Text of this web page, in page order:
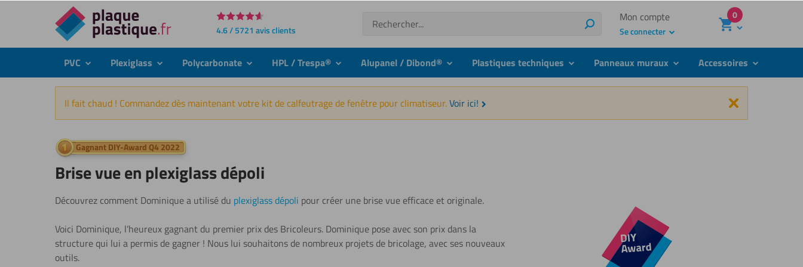
Directement
au
contenu
4.6 / 5721 avis clients
Recherche
Rechercher
Mon compte
Se connecter
0
PVC submenuPlexiglass submenuPolycarbonate submenuHPL / Trespa® submenuAlupanel / Dibond® submenuPlastiques techniques submenuPanneaux muraux submenuAccessoires submenu
Il fait chaud ! Commandez dès maintenant votre kit de calfeutrage de fenêtre pour climatiseur.Voir ici! Fermer
Gagnant DIY-Award Q4 2022
Brise vue en plexiglass dépoli
Découvrez comment Dominique a utilisé du plexiglass dépoli pour créer une brise vue efficace et originale.
Voici Dominique, l’heureux gagnant du premier prix des Bricoleurs. Dominique pose avec son prix dans la
structure qui lui a permis de gagner ! Nous lui souhaitons de nombreux projets de bricolage, avec ses nouveaux
outils.